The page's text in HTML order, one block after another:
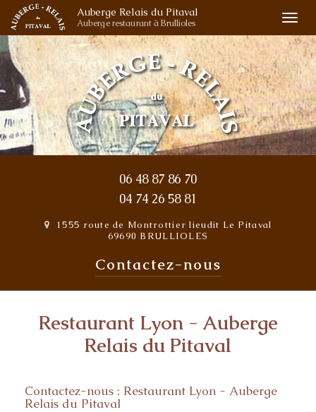
Aller
au
contenu
principal
Auberge Relais du Pitaval
Auberge restaurant à Brullioles
06 48 87 86 70
04 74 26 58 81
1555 route de Montrottierlieudit Le Pitaval
69690 BRULLIOLES
Contactez-nous
Restaurant Lyon - Auberge
Relais du Pitaval
Contactez-nous : Restaurant Lyon - Auberge
Relais du Pitaval